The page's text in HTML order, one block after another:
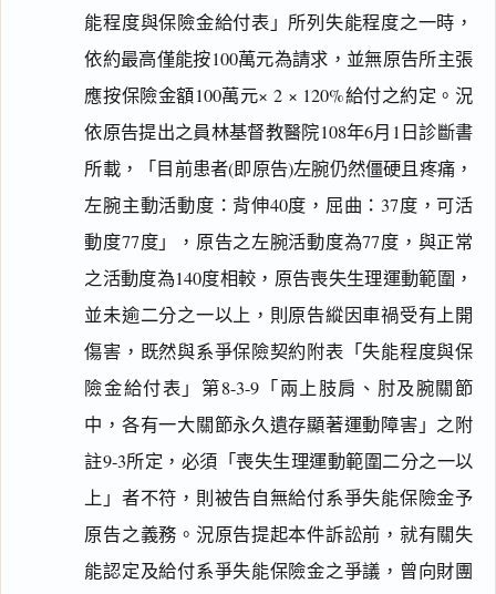
能程度與保險金給付表」所列失能程度之一時，
依約最高僅能按100萬元為請求，並無原告所主張
應按保險金額100萬元× 2 × 120%給付之約定。況
依原告提出之員林基督教醫院108年6月1日診斷書
所載，「目前患者(即原告)左腕仍然僵硬且疼痛，
左腕主動活動度：背伸40度，屈曲：37度，可活
動度77度」，原告之左腕活動度為77度，與正常
之活動度為140度相較，原告喪失生理運動範圍，
並未逾二分之一以上，則原告縱因車禍受有上開
傷害，既然與系爭保險契約附表「失能程度與保
險金給付表」第8-3-9「兩上肢肩、肘及腕關節
中，各有一大關節永久遺存顯著運動障害」之附
註9-3所定，必須「喪失生理運動範圍二分之一以
上」者不符，則被告自無給付系爭失能保險金予
原告之義務。況原告提起本件訴訟前，就有關失
能認定及給付系爭失能保險金之爭議，曾向財團